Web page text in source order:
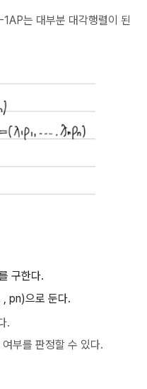
는 대부분 대각행렬이 된
구한다.
pn)으로 둔다.
.
부를 판정할 수 있다.